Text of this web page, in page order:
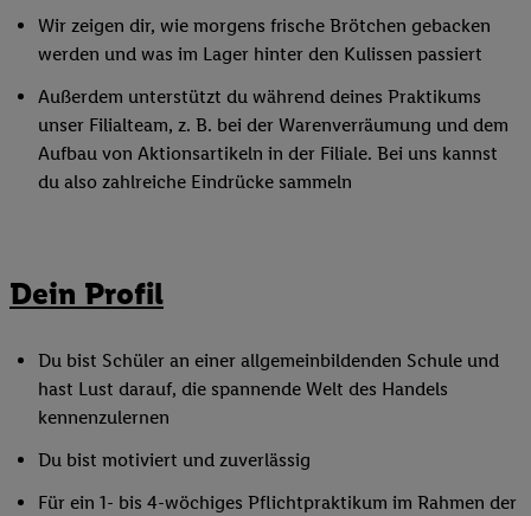
Wir zeigen dir, wie morgens frische Brötchen gebacken
werden und was im Lager hinter den Kulissen passiert
Außerdem unterstützt du während deines Praktikums
unser Filialteam, z. B. bei der Warenverräumung und dem
Aufbau von Aktionsartikeln in der Filiale. Bei uns kannst
du also zahlreiche Eindrücke sammeln
Dein Profil
Du bist Schüler an einer allgemeinbildenden Schule und
hast Lust darauf, die spannende Welt des Handels
kennenzulernen
Du bist motiviert und zuverlässig
Für ein 1- bis 4-wöchiges Pflichtpraktikum im Rahmen der